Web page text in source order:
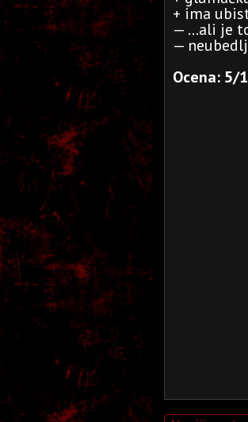
+ ima
— ...ali je
—
Ocena: 5/